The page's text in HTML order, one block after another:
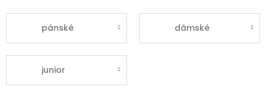
pánské dámské
junior